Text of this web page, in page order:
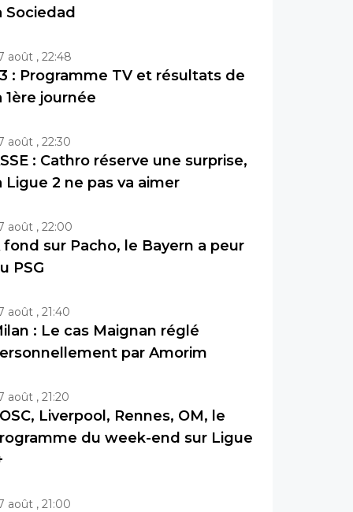
Sociedad
août , 22:48
: Programme TV et résultats de
1ère journée
août , 22:30
: Cathro réserve une surprise,
Ligue 2 ne pas va aimer
août , 22:00
fond sur Pacho, le Bayern a peur
PSG
août , 21:40
: Le cas Maignan réglé
par Amorim
août , 21:20
Liverpool, Rennes, OM, le
du week-end sur Ligue
août , 21:00